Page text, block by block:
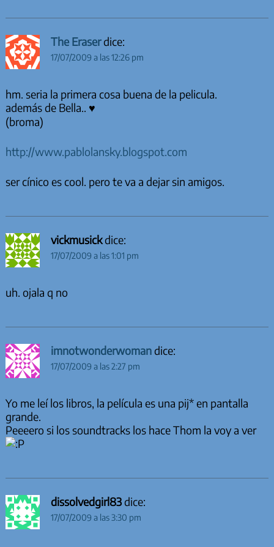
The Eraserdice:
17/07/2009 a las 12:26 pm
hm. seria la primera cosa buena de la pelicula.
además de Bella.. ♥
(broma)
http://www.pablolansky.blogspot.com
ser cínico es cool. pero te va a dejar sin amigos.
vickmusickdice:
17/07/2009 a las 1:01 pm
uh. ojala q no
imnotwonderwomandice:
17/07/2009 a las 2:27 pm
Yo me leí los libros, la película es una pij* en pantalla
grande.
Peeeero si los soundtracks los hace Thom la voy a ver
dissolvedgirl83dice:
17/07/2009 a las 3:30 pm